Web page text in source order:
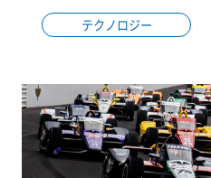
テクノロジー